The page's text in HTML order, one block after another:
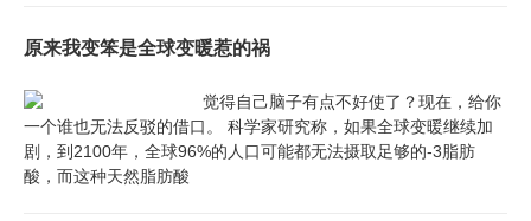
原来我变笨是全球变暖惹的祸
觉得自己脑子有点不好使了？现在，给你
一个谁也无法反驳的借口。 科学家研究称，如果全球变暖继续加
剧，到2100年，全球96%的人口可能都无法摄取足够的-3脂肪
酸，而这种天然脂肪酸